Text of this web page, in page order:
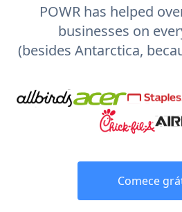
POWR has helped
businesses on
(besides Antarctica,
Comece